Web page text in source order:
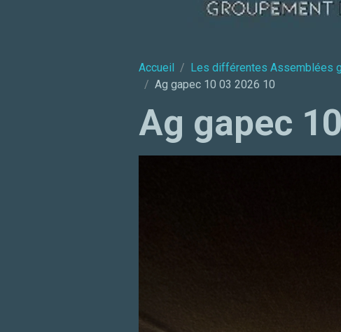
Accueil Les différentes Assemblées
Ag gapec 10 03 2026 10
Ag gapec